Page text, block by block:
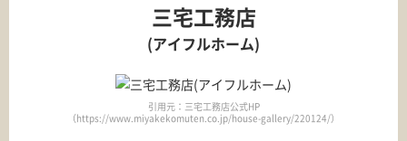
三宅工務店
(アイフルホーム)
引用元：三宅工務店公式HP
（https://www.miyakekomuten.co.jp/house-gallery/220124/）